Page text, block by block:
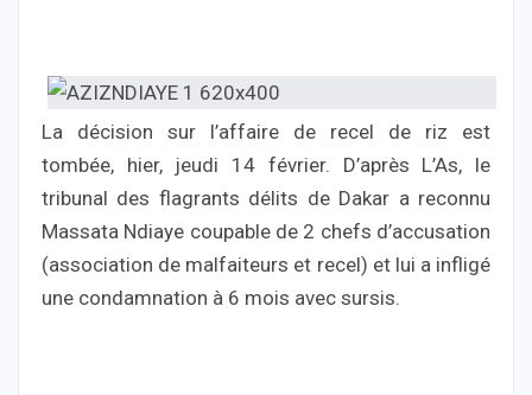
La décision sur l’affaire de recel de riz est
tombée, hier, jeudi 14 février. D’après L’As, le
tribunal des flagrants délits de Dakar a reconnu
Massata Ndiaye coupable de 2 chefs d’accusation
(association de malfaiteurs et recel) et lui a infligé
une condamnation à 6 mois avec sursis.